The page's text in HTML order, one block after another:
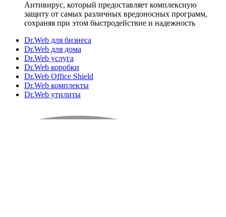
Антивирус, который предоставляет комплексную
защиту от самых различных вредоносных программ,
сохраняя при этом быстродействие и надежность
Dr.Web для бизнеса
Dr.Web для дома
Dr.Web услуга
Dr.Web коробки
Dr.Web Office Shield
Dr.Web комплекты
Dr.Web утилиты